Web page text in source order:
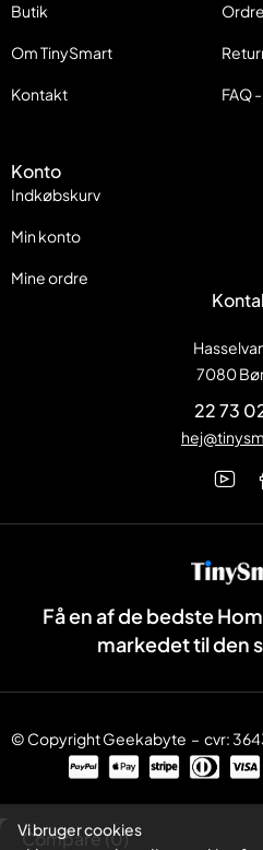
Få en af de bedste
markedet til den
Butik
Om TinySmart
Kontakt FAQ
Konto
Indkøbskurv
Min konto
Mine ordre
7080
22 73
© CopyrightGeekabyte – cvr:
Vi bruger cookies
Compare(0)